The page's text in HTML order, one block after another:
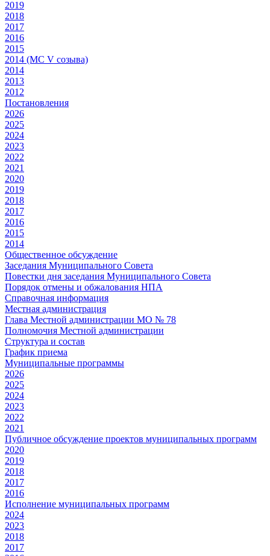
2019
2018
2017
2016
2015
2014 (МС V созыва)
2014
2013
2012
Постановления
2026
2025
2024
2023
2022
2021
2020
2019
2018
2017
2016
2015
2014
Общественное обсуждение
Заседания Муниципального Совета
Повестки дня заседания Муниципального Совета
Порядок отмены и обжалования НПА
Справочная информация
Местная администрация
Глава Местной администрации МО № 78
Полномочия Местной администрации
Cтруктура и состав
График приема
Муниципальные программы
2026
2025
2024
2023
2022
2021
Публичное обсуждение проектов муниципальных программ
2020
2019
2018
2017
2016
Исполнение муниципальных программ
2024
2023
2018
2017